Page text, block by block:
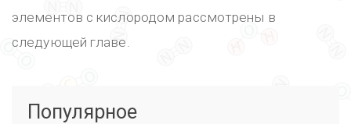
элементов с кислородом рассмотрены в
следующей главе.
Популярное